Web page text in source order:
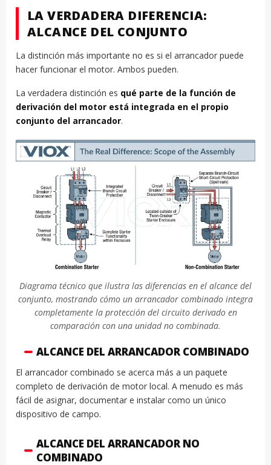
LA VERDADERA DIFERENCIA:
ALCANCE DEL CONJUNTO
La distinción más importante no es si el arrancador puede
hacer funcionar el motor. Ambos pueden.
La verdadera distinción es qué parte de la función de
derivación del motor está integrada en el propio
conjunto del arrancador.
Diagrama técnico que ilustra las diferencias en el alcance del
conjunto, mostrando cómo un arrancador combinado integra
completamente la protección del circuito derivado en
comparación con una unidad no combinada.
ALCANCE DEL ARRANCADOR COMBINADO
El arrancador combinado se acerca más a un paquete
completo de derivación de motor local. A menudo es más
fácil de asignar, documentar e instalar como un único
dispositivo de campo.
ALCANCE DEL ARRANCADOR NO
COMBINADO